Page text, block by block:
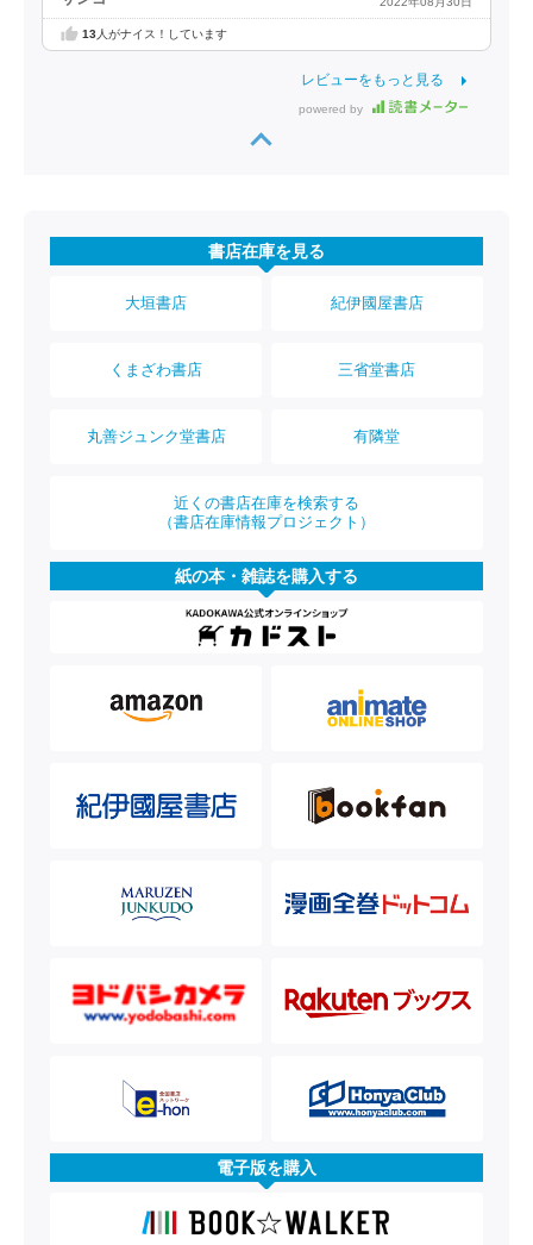
13人がナイス！しています
レビューをもっと見る
powered by
書店在庫を見る
大垣書店 紀伊國屋書店
くまざわ書店 三省堂書店
丸善ジュンク堂書店 有隣堂
近くの書店在庫を検索する
（書店在庫情報プロジェクト）
紙の本・雑誌を購入する
電子版を購入